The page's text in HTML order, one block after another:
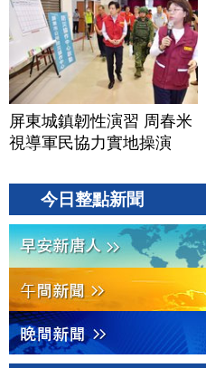
屏東城鎮韌性演習 周春米
視導軍民協力實地操演
今日整點新聞